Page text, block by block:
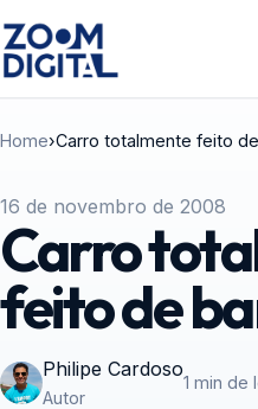
Home›Carro totalmente feito
16 de novembro de 2008
Carro
feito de
Philipe Cardoso
Autor
1 min de